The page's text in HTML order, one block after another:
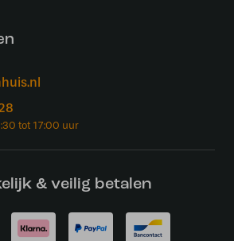
& veilig betalen